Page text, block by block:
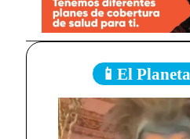
📱El